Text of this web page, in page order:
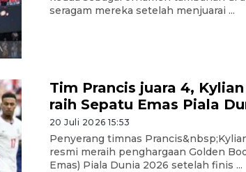
seragam mereka setelah menjuarai ...
Tim Prancis juara 4,
raih Sepatu Emas Piala
20 Juli 2026 15:53
Penyerang timnas
resmi meraih penghargaan Golden
Emas) Piala Dunia 2026 setelah finis ...
31 Juli 2026 18:01